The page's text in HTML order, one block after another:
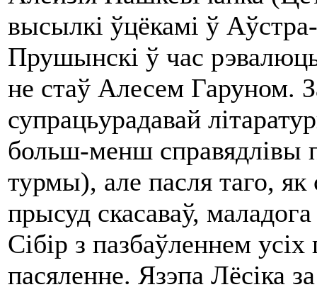
высылкі ўцёкамі ў
Прушынскі ў час
не стаў Алесем Гаруном.
супрацьурадавай
больш-менш справядлівы
турмы), але пасля таго, як
прысуд скасаваў,
Сібір з пазбаўленнем
пасяленне. Язэпа Лёсіка